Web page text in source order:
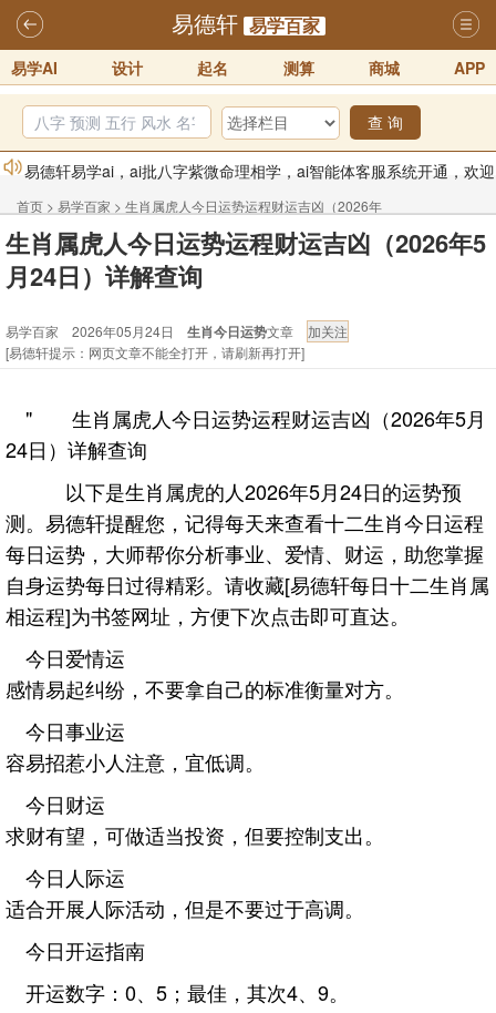
易德轩 易学百家
易学AI 设计 起名 测算 商城 APP
查 询
易德轩易学ai，ai批八字紫微命理相学，ai智能体客服系统开通，欢迎
体验！！
2025-07-01
易德轩网重构及升能完成，欢迎大家来体验新程序及感觉！！
2025-07-01
订！！
2025-10-01
2026丙午年铁笔居士精批年运说明
2025-10-12
易德轩通告：本网站易德轩商标及LOGO注册声明
2021-9-7
首页 > 易学百家 > 生肖属虎人今日运势运程财运吉凶（2026年
5月24日）详解查询
生肖属虎人今日运势运程财运吉凶（2026年5
月24日）详解查询
易学百家 2026年05月24日 生肖今日运势文章
[易德轩提示：网页文章不能全打开，请刷新再打开]
" 生肖属虎人今日运势运程财运吉凶（2026年5月
24日）详解查询
以下是生肖属虎的人2026年5月24日的运势预
测。易德轩提醒您，记得每天来查看十二生肖今日运程
每日运势，大师帮你分析事业、爱情、财运，助您掌握
自身运势每日过得精彩。请收藏[易德轩每日十二生肖属
相运程]为书签网址，方便下次点击即可直达。
今日爱情运
感情易起纠纷，不要拿自己的标准衡量对方。
今日事业运
容易招惹小人注意，宜低调。
今日财运
求财有望，可做适当投资，但要控制支出。
今日人际运
适合开展人际活动，但是不要过于高调。
今日开运指南
开运数字：0、5；最佳，其次4、9。